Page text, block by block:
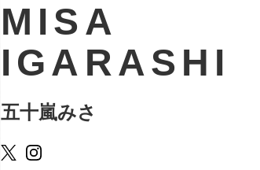
MISA
IGARASHI
五十嵐みさ